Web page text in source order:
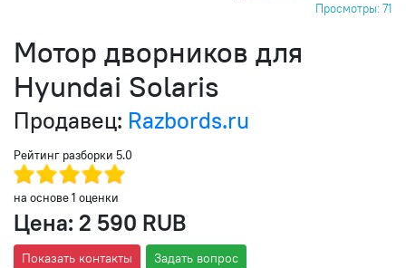
Просмотры: 71
Мотор дворников для
Hyundai Solaris
Продавец: Razbords.ru
Рейтинг разборки 5.0
на основе1 оценки
Цена: 2 590 RUB
Показать контакты Задать вопрос